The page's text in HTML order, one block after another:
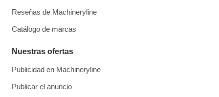
Reseñas de Machineryline
Catálogo de marcas
Nuestras ofertas
Publicidad en Machineryline
Publicar el anuncio